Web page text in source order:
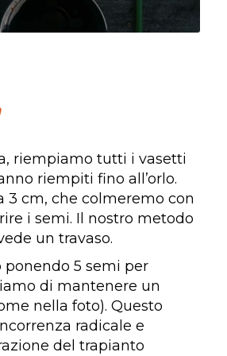
riempiamo tutti i vasetti
riempiti fino all’orlo.
3 cm, che colmeremo con
i semi. Il nostro metodo
un travaso.
5 semi per
di mantenere un
nella foto). Questo
radicale e
del trapianto